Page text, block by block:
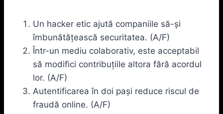
Un hacker etic ajută companiile să-și
îmbunătățească securitatea. (A/F)
Într-un mediu colaborativ, este acceptabil
să modifici contribuțiile altora fără acordul
lor. (A/F)
Autentificarea în doi pași reduce riscul de
fraudă online. (A/F)